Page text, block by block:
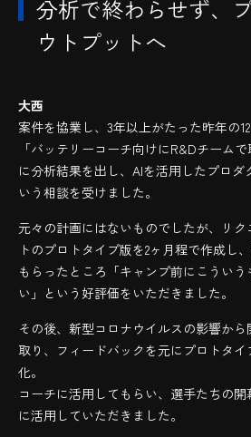
分析で終わらせず、
ウトプットへ
大西
案件を協業し、3年以上がたった昨年の
「バッテリーコーチ向けにR&Dチーム
に分析結果を出し、AIを活用したプロダ
いう相談を受けました。
元々の計画にはないものでしたが、リ
トのプロトタイプ版を2ヶ月程で作成し
もらったところ「キャンプ前にこうい
い」という好評価をいただきました。
その後、新型コロナウイルスの影響か
取り、フィードバックを元にプロトタ
化。
コーチに活用してもらい、選手たちの
に活用していただきました。